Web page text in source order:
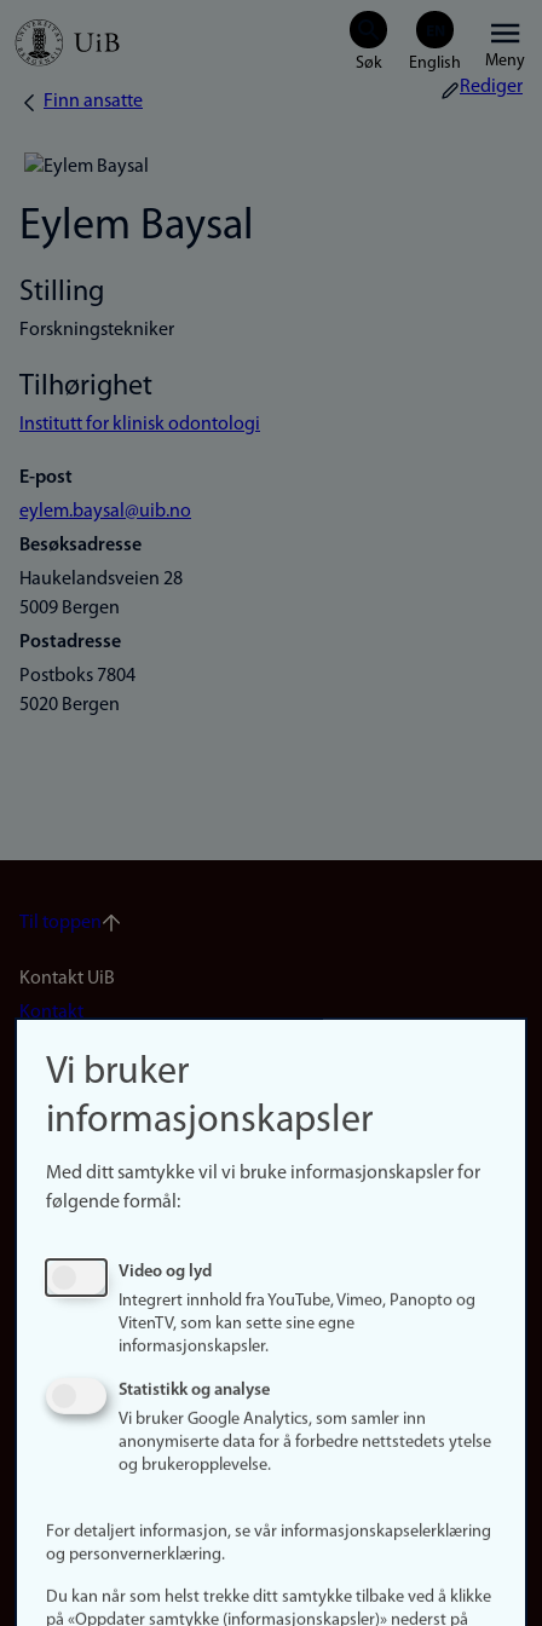
Hopp
Meny
Navigasjonssti
Finn ansatte
Rediger
Eylem Baysal
Stilling
Forskningstekniker
Tilhørighet
Institutt for klinisk odontologi
E-post
eylem.baysal@uib.no
Besøksadresse
Haukelandsveien 28
5009 Bergen
Postadresse
Postboks 7804
5020 Bergen
Til toppen
Footer
(no)
Kontakt UiB
Kontakt
Finn forsker
Presse
Finn studier
Ledige stillinger
Om nettstedet
Informasjonskapsler
Personvern
Vi bruker
informasjonskapsler
Med ditt samtykke vil vi bruke informasjonskapsler for
følgende formål:
Video og lyd
Integrert innhold fra YouTube, Vimeo, Panopto og
VitenTV, som kan sette sine egne
informasjonskapsler.
Statistikk og analyse
Vi bruker Google Analytics, som samler inn
anonymiserte data for å forbedre nettstedets ytelse
og brukeropplevelse.
For detaljert informasjon, se vår informasjonskapselerklæring
og personvernerklæring.
Du kan når som helst trekke ditt samtykke tilbake ved å klikke
på «Oppdater samtykke (informasjonskapsler)» nederst på